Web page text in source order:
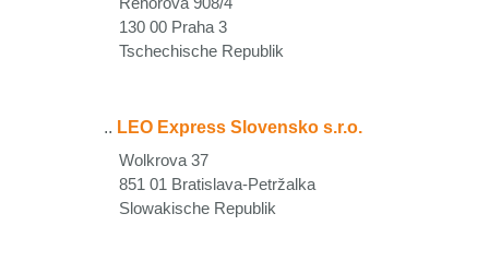
130 00 Praha 3
Tschechische Republik
.. LEO Express Slovensko s.r.o.
Wolkrova 37
851 01 Bratislava-Petržalka
Slowakische Republik